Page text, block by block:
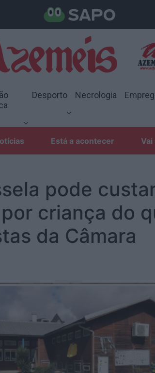
Desporto Necrologia
Está a acontecer
pode
criança do
da Câmara